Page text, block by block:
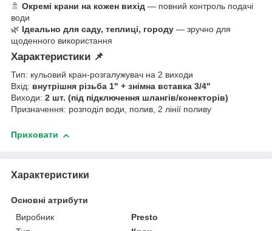
🚿 Окремі крани на кожен вихід — повний контроль подачі
води
🌿 Ідеально для саду, теплиці, городу — зручно для
щоденного використання
Характеристики 📌
Тип: кульовий кран-розгалужувач на 2 виходи
Вхід: внутрішня різьба 1" + знімна вставка 3/4"
Виходи: 2 шт. (під підключення шлангів/конекторів)
Призначення: розподіл води, полив, 2 лінії поливу
Приховати
Характеристики
Основні атрибути
Виробник
Presto